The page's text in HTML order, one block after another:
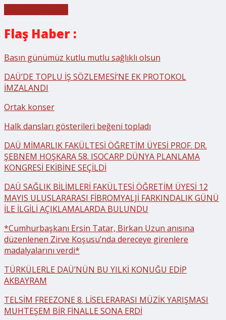
Flaş Haber :
Basın günümüz kutlu mutlu sağlıklı olsun
DAÜ’DE TOPLU İŞ SÖZLEMESİ’NE EK PROTOKOL
İMZALANDI
Ortak konser
Halk dansları gösterileri beğeni topladı
DAÜ MİMARLIK FAKÜLTESİ ÖĞRETİM ÜYESİ PROF. DR.
ŞEBNEM HOŞKARA 58. ISOCARP DÜNYA PLANLAMA
KONGRESİ EKİBİNE SEÇİLDİ
DAÜ SAĞLIK BİLİMLERİ FAKÜLTESİ ÖĞRETİM ÜYESİ 12
MAYIS ULUSLARARASI FİBROMYALJİ FARKINDALIK GÜNÜ
İLE İLGİLİ AÇIKLAMALARDA BULUNDU
*Cumhurbaşkanı Ersin Tatar, Birkan Uzun anısına
düzenlenen Zirve Koşusu’nda dereceye girenlere
madalyalarını verdi*
TÜRKÜLERLE DAÜ’NÜN BU YILKİ KONUĞU EDİP
AKBAYRAM
TELSİM FREEZONE 8. LİSELERARASI MÜZİK YARIŞMASI
MUHTEŞEM BİR FİNALLE SONA ERDİ